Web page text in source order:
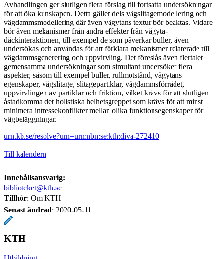
Avhandlingen ger slutligen flera förslag till fortsatta undersökningar
för att öka kunskapen. Detta gäller dels vägslitagemodellering och
vägdammsmodellering där även vägytans textur bör beaktas. Vidare
bör även mekanismer från andra effekter från vägyta-
däckinteraktionen, till exempel de som påverkar buller, även
undersökas och användas för att förklara mekanismer relaterade till
vägdammsgenerering och uppvirvling. Det föreslås även flertalet
gemensamma undersökningar som simultant undersöker flera
aspekter, såsom till exempel buller, rullmotstånd, vägytans
egenskaper, vägslitage, slitagepartiklar, vägdammsförrådet,
uppvirvlingen av partiklar och friktion, vilket krävs för att slutligen
åstadkomma det holistiska helhetsgreppet som krävs för att minst
minimera intressekonflikter mellan olika funktionsegenskaper för
vägbeläggningar.
urn.kb.se/resolve?urn=urn:nbn:se:kth:diva-272410
Till kalendern
Innehållsansvarig:
biblioteket@kth.se
Tillhör: Om KTH
Senast ändrad: 2020-05-11
KTH